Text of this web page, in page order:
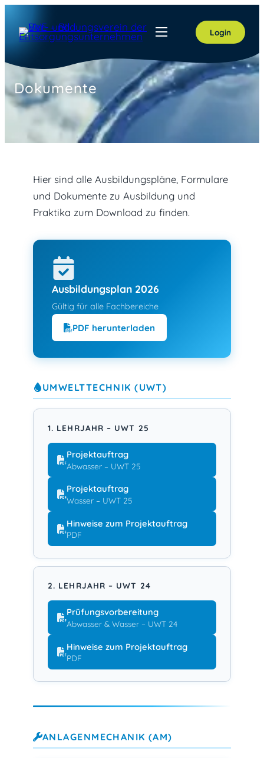
Inhalt
springen
Login
Dokumente
Hier sind alle Ausbildungspläne, Formulare
und Dokumente zu Ausbildung und
Praktika zum Download zu finden.
Ausbildungsplan 2026
Gültig für alle Fachbereiche
PDF herunterladen
UMWELTTECHNIK (UWT)
1. LEHRJAHR – UWT 25
Projektauftrag
Abwasser – UWT 25
Projektauftrag
Wasser – UWT 25
Hinweise zum Projektauftrag
PDF
2. LEHRJAHR – UWT 24
Prüfungsvorbereitung
Abwasser & Wasser – UWT 24
Hinweise zum Projektauftrag
PDF
ANLAGENMECHANIK (AM)